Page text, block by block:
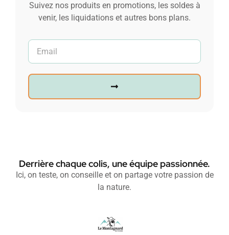
Suivez nos produits en promotions, les soldes à
venir, les liquidations et autres bons plans.
Derrière chaque colis, une équipe passionnée.
Ici, on teste, on conseille et on partage votre passion de
la nature.